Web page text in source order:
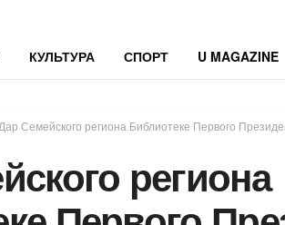
КУЛЬТУРА СПОРТ U MAGAZINE
Дар Семейского региона Библиотеке Первого
региона